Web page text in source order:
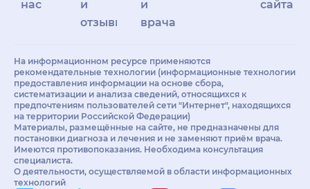
нас
и
отзывы
и
врачам
сайта
На информационном ресурсе применяются
рекомендательные технологии (информационные технологии
предоставления информации на основе сбора,
систематизации и анализа сведений, относящихся к
предпочтениям пользователей сети "Интернет", находящихся
на территории Российской Федерации)
Материалы, размещённые на сайте, не предназначены для
постановки диагноза и лечения и не заменяют приём врача.
Имеются противопоказания. Необходима консультация
специалиста.
О деятельности, осуществляемой в области информационных
технологий